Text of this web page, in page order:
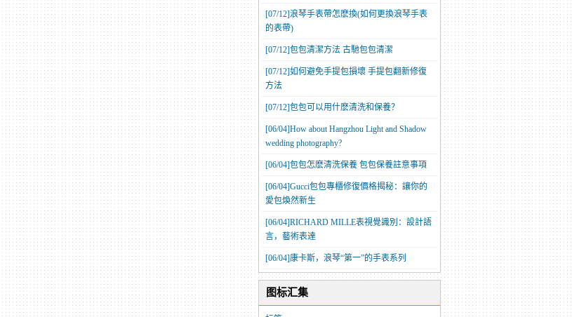
[07/12]​浪琴手表帶怎麽換(如何更換浪琴手表
的表帶)
[07/12]​包包清潔方法 古馳包包清潔
[07/12]如何避免手提包損壞 手提包翻新修復
方法
[07/12]​包包可以用什麽清洗和保養？
[06/04]How about Hangzhou Light and Shadow
wedding photography?
[06/04]包包怎麽清洗保養 包包保養註意事項
[06/04]​Gucci包包專櫃修復價格揭秘：讓你的
愛包煥然新生
[06/04]RICHARD MILLE表視覺識別：設計語
言，藝術表達
[06/04]康卡斯，浪琴“第一”的手表系列
图标汇集